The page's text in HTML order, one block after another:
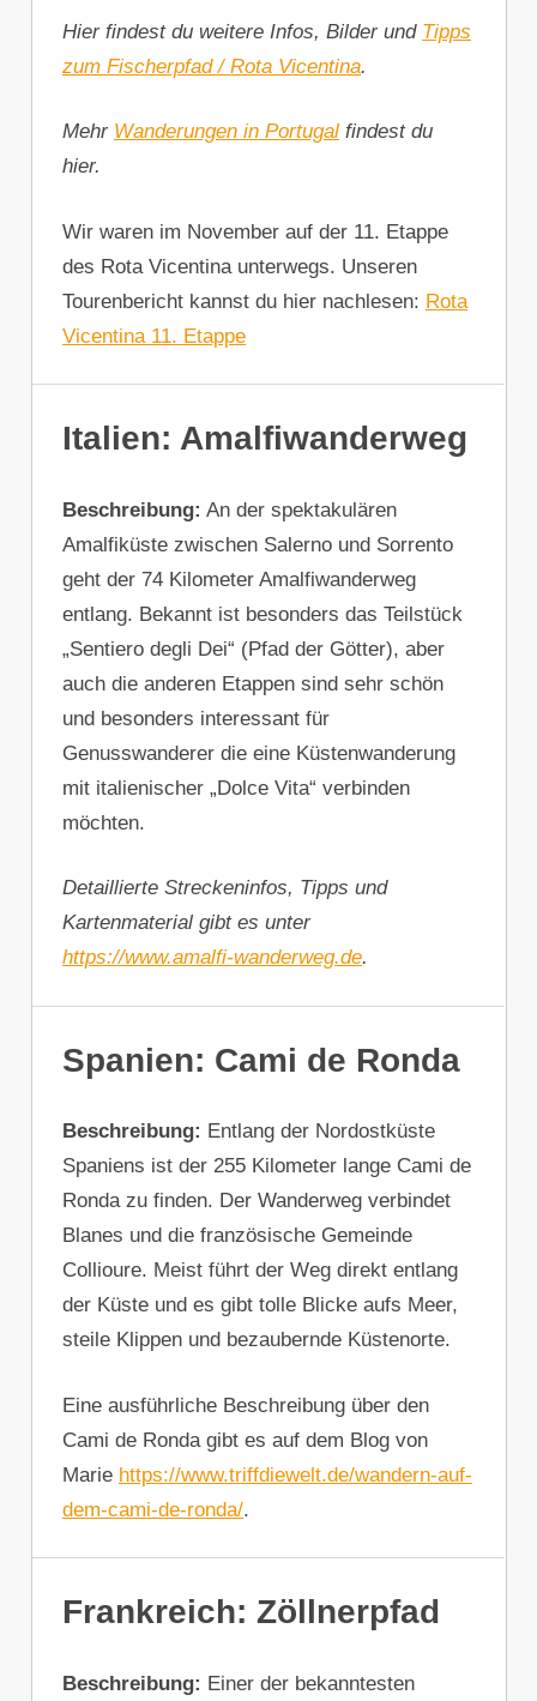
Hier findest du weitere Infos, Bilder und Tipps
zum Fischerpfad / Rota Vicentina.
Mehr Wanderungen in Portugal findest du
hier.
Wir waren im November auf der 11. Etappe
des Rota Vicentina unterwegs. Unseren
Tourenbericht kannst du hier nachlesen: Rota
Vicentina 11. Etappe
Italien: Amalfiwanderweg
Beschreibung: An der spektakulären
Amalfiküste zwischen Salerno und Sorrento
geht der 74 Kilometer Amalfiwanderweg
entlang. Bekannt ist besonders das Teilstück
„Sentiero degli Dei“ (Pfad der Götter), aber
auch die anderen Etappen sind sehr schön
und besonders interessant für
Genusswanderer die eine Küstenwanderung
mit italienischer „Dolce Vita“ verbinden
möchten.
Detaillierte Streckeninfos, Tipps und
Kartenmaterial gibt es unter
https://www.amalfi-wanderweg.de.
Spanien: Cami de Ronda
Beschreibung: Entlang der Nordostküste
Spaniens ist der 255 Kilometer lange Cami de
Ronda zu finden. Der Wanderweg verbindet
Blanes und die französische Gemeinde
Collioure. Meist führt der Weg direkt entlang
der Küste und es gibt tolle Blicke aufs Meer,
steile Klippen und bezaubernde Küstenorte.
Eine ausführliche Beschreibung über den
Cami de Ronda gibt es auf dem Blog von
Marie https://www.triffdiewelt.de/wandern-auf-
dem-cami-de-ronda/.
Frankreich: Zöllnerpfad
Beschreibung: Einer der bekanntesten